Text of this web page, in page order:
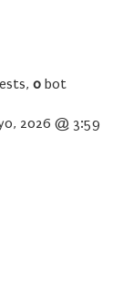
0 bot
2026 @ 3:59